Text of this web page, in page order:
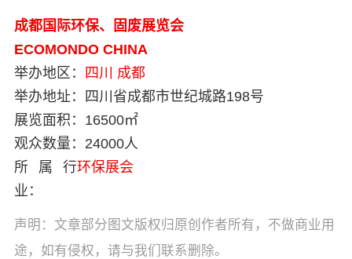
成都国际环保、固废展览会
ECOMONDO CHINA
举办地区：
四川 成都
举办地址：
四川省成都市世纪城路198号
展览面积： 16500㎡
观众数量： 24000人
所属行
业：
环保展会
声明：文章部分图文版权归原创作者所有，不做商业用
途，如有侵权，请与我们联系删除。